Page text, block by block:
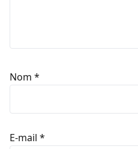
Nom *
E-mail *